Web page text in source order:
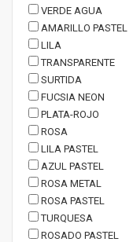
VERDE AGUA
AMARILLO PASTEL
LILA
TRANSPARENTE
SURTIDA
FUCSIA NEON
PLATA-ROJO
ROSA
LILA PASTEL
AZUL PASTEL
ROSA METAL
ROSA PASTEL
TURQUESA
ROSADO PASTEL